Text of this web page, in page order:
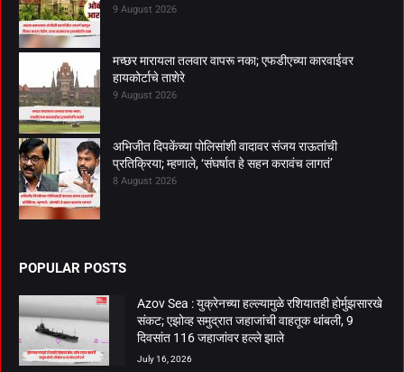
9 August 2026
मच्छर मारायला तलवार वापरू नका; एफडीएच्या कारवाईवर
हायकोर्टाचे ताशेरे
9 August 2026
अभिजीत दिपकेंच्या पोलिसांशी वादावर संजय राऊतांची
प्रतिक्रिया; म्हणाले, ‘संघर्षात हे सहन करावंच लागतं’
8 August 2026
POPULAR POSTS
Azov Sea : युक्रेनच्या हल्ल्यामुळे रशियातही होर्मुझसारखे
संकट; एझोव्ह समुद्रात जहाजांची वाहतूक थांबली, 9
दिवसांत 116 जहाजांवर हल्ले झाले
July 16, 2026